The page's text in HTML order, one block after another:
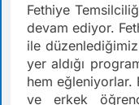
Fethiye
devam ediyor.
ile
yer aldığı
hem eğleniyorlar.
ve erkek